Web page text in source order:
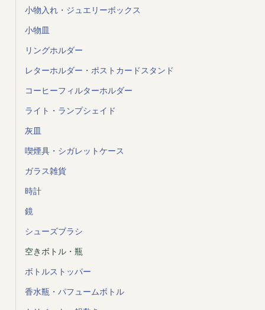
小物入れ・ジュエリーボックス
小物皿
リングホルダー
レターホルダー・ポストカードスタンド
コーヒーフィルターホルダー
ライト・ランプシェイド
灰皿
喫煙具・シガレットケース
ガラス雑貨
時計
鏡
シューズブラシ
空きボトル・瓶
ボトルストッパー
香水瓶・パフュームボトル